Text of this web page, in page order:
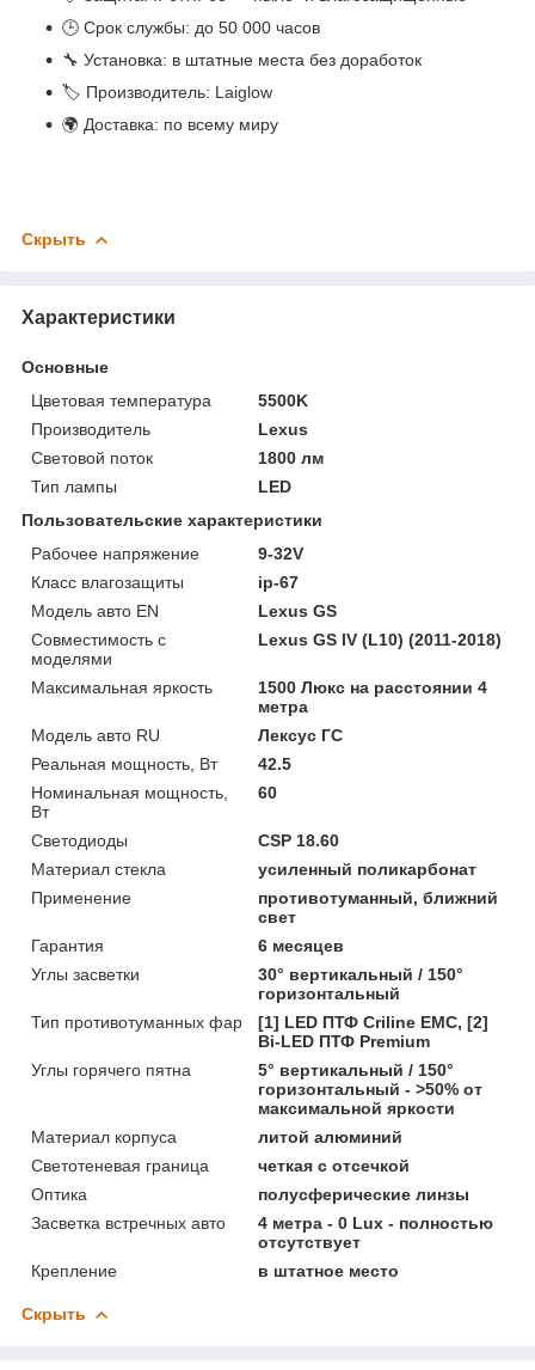
🕒 Срок службы: до 50 000 часов
🔧 Установка: в штатные места без доработок
🏷 Производитель: Laiglow
🌍 Доставка: по всему миру
Скрыть
Характеристики
Основные
Цветовая температура
5500K
Производитель
Lexus
Световой поток
1800 лм
Тип лампы
LED
Пользовательские характеристики
Рабочее напряжение
9-32V
Класс влагозащиты
ip-67
Модель авто EN
Lexus GS
Совместимость с
моделями
Lexus GS IV (L10) (2011-2018)
Максимальная яркость
1500 Люкс на расстоянии 4
метра
Модель авто RU
Лексус ГС
Реальная мощность, Вт
42.5
Номинальная мощность,
Вт
60
Светодиоды
CSP 18.60
Материал стекла
усиленный поликарбонат
Применение
противотуманный, ближний
свет
Гарантия
6 месяцев
Углы засветки
30° вертикальный / 150°
горизонтальный
Тип противотуманных фар
[1] LED ПТФ Crilinе EMC, [2]
Bi-LED ПТФ Premium
Углы горячего пятна
5° вертикальный / 150°
горизонтальный - >50% от
максимальной яркости
Материал корпуса
литой алюминий
Светотеневая граница
четкая с отсечкой
Оптика
полусферические линзы
Засветка встречных авто
4 метра - 0 Lux - полностью
отсутствует
Крепление
в штатное место
Скрыть